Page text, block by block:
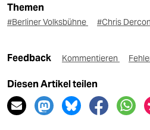
Themen
#Berliner Volksbühne #Chris Dercon
Feedback Kommentieren
Diesen Artikel teilen